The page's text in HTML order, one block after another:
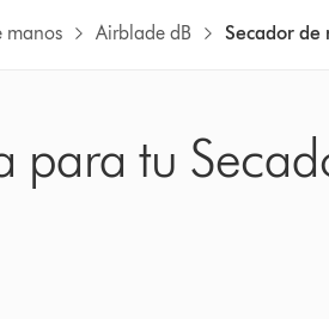
manos Airblade dB Secador de
para tu